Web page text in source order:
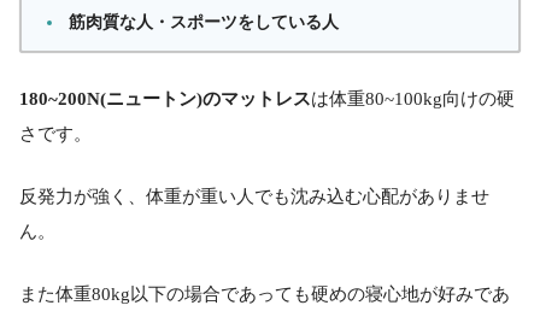
筋肉質な人・スポーツをしている人
180~200N(ニュートン)のマットレスは体重80~100kg向けの硬
さです。
反発力が強く、体重が重い人でも沈み込む心配がありませ
ん。
また体重80kg以下の場合であっても硬めの寝心地が好みであ